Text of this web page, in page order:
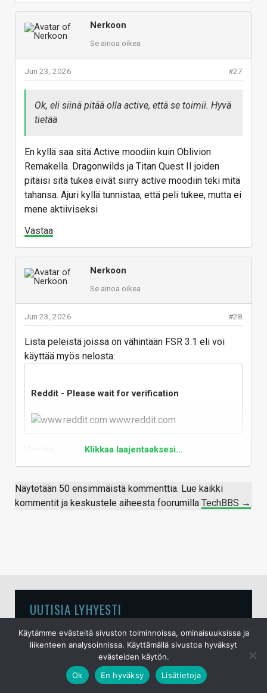
Nerkoon
Se ainoa oikea
#27
Jun 23, 2026
Ok, eli siinä pitää olla active, että se toimii. Hyvä
tietää
En kyllä saa sitä Active moodiin kuin Oblivion
Remakella. Dragonwilds ja Titan Quest II joiden
pitäisi sitä tukea eivät siirry active moodiin teki mitä
tahansa. Ajuri kyllä tunnistaa, että peli tukee, mutta ei
mene aktiiviseksi
Vastaa
Nerkoon
Se ainoa oikea
#28
Jun 23, 2026
Lista peleistä joissa on vähintään FSR 3.1 eli voi
käyttää myös nelosta:
Reddit - Please wait for verification
www.reddit.com
Klikkaa laajentaaksesi...
Näytetään 50 ensimmäistä kommenttia. Lue kaikki
kommentit ja keskustele aiheesta foorumilla TechBBS →
UUTISIA LYHYESTI
Tim Culpan: Applella on miljardin edestä iPhone-
puhelinten siruja odottamassa muistipiirejä
Käytämme evästeitä sivuston toiminnoissa, ominaisuuksissa ja
liikenteen analysoinnissa. Käyttämällä sivustoa hyväksyt
evästeiden käytön.
Ok
En hyväksy Lisätietoja